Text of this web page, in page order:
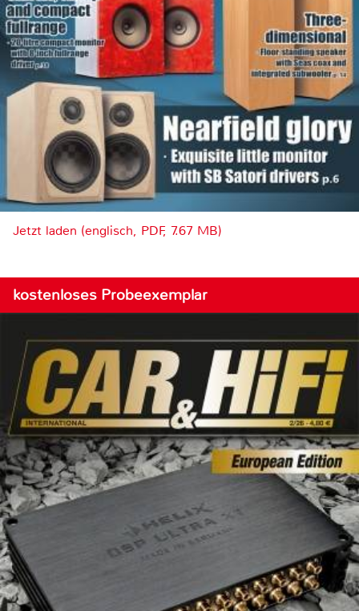
Jetzt laden (englisch, PDF, 7.67 MB)
kostenloses Probeexemplar